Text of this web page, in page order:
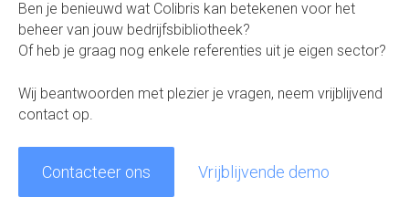
Ben je benieuwd wat Colibris kan betekenen voor het
beheer van jouw bedrijfsbibliotheek?
Of heb je graag nog enkele referenties uit je eigen sector?
Wij beantwoorden met plezier je vragen, neem vrijblijvend
contact op.
Contacteer ons Vrijblijvende demo